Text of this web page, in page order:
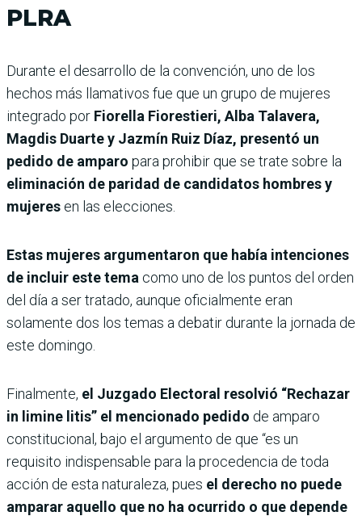
PLRA
Durante el desarrollo de la convención, uno de los
hechos más llamativos fue que un grupo de mujeres
integrado por Fiorella Fiorestieri, Alba Talavera,
Magdis Duarte y Jazmín Ruiz Díaz, presentó un
pedido de amparo para prohibir que se trate sobre la
eliminación de paridad de candidatos hombres y
mujeres en las elecciones.
Estas mujeres argumentaron que había intenciones
de incluir este tema como uno de los puntos del orden
del día a ser tratado, aunque oficialmente eran
solamente dos los temas a debatir durante la jornada de
este domingo.
Finalmente, el Juzgado Electoral resolvió “Rechazar
in limine litis” el mencionado pedido de amparo
constitucional, bajo el argumento de que “es un
requisito indispensable para la procedencia de toda
acción de esta naturaleza, pues el derecho no puede
amparar aquello que no ha ocurrido o que depende